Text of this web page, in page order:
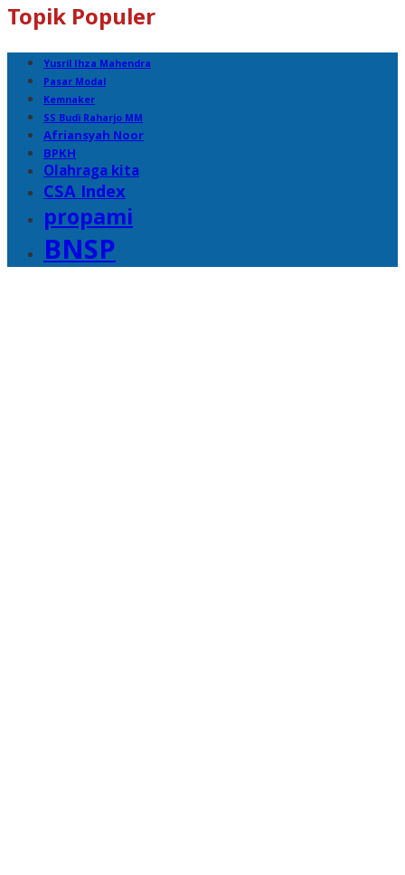
Topik Populer
Yusril Ihza Mahendra
Pasar Modal
Kemnaker
SS Budi Raharjo MM
Afriansyah Noor
BPKH
Olahraga kita
CSA Index
propami
BNSP